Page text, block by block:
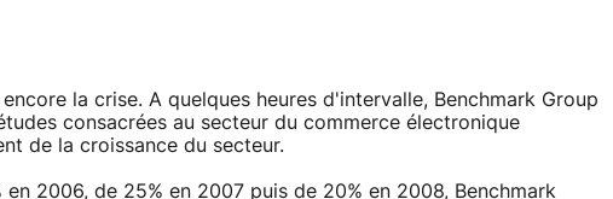
la crise. A quelques heures d'intervalle, Benchmark Group
consacrées au secteur du commerce électronique
de la croissance du secteur.
2006, de 25% en 2007 puis de 20% en 2008, Benchmark